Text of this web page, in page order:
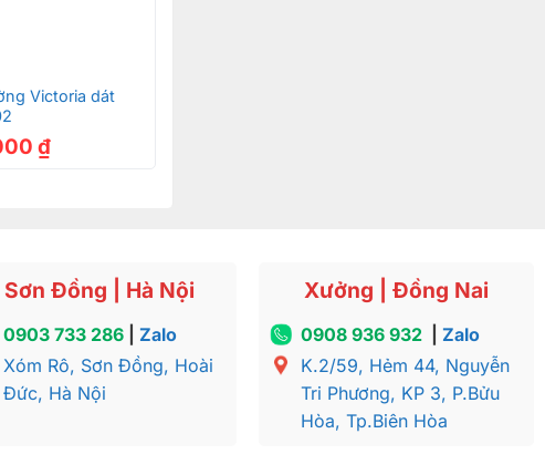
Victoria dát
₫
Sơn Đồng | Hà Nội
0903 733 286 |Zalo
Xóm Rô, Sơn Đồng, Hoài
Đức, Hà Nội
Xưởng | Đồng Nai
0908 936 932
Zalo
K.2/59, Hẻm 44, Nguyễn
Tri Phương, KP 3, P.Bửu
Hòa, Tp.Biên Hòa